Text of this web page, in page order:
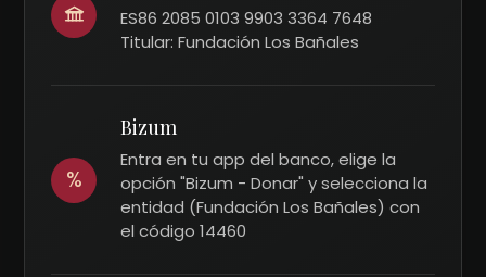
ES86 2085 0103 9903 3364 7648
Titular: Fundación Los Bañales
%
Bizum
Entra en tu app del banco, elige la
opción "Bizum - Donar" y selecciona la
entidad (Fundación Los Bañales) con
el código 14460